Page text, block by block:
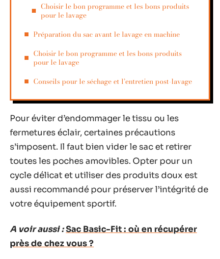
Choisir le bon programme et les bons produits
pour le lavage
Préparation du sac avant le lavage en machine
Choisir le bon programme et les bons produits
pour le lavage
Conseils pour le séchage et l’entretien post-lavage
Pour éviter d’endommager le tissu ou les
fermetures éclair, certaines précautions
s’imposent. Il faut bien vider le sac et retirer
toutes les poches amovibles. Opter pour un
cycle délicat et utiliser des produits doux est
aussi recommandé pour préserver l’intégrité de
votre équipement sportif.
A voir aussi :Sac Basic-Fit : où en récupérer
près de chez vous ?